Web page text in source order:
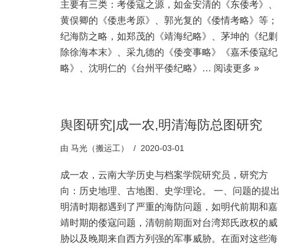
主要有三类：考倭寇之源，如金安清的《东倭考》、
黄俣卿的《倭患考原》、郭光复的《倭情考略》等；
纪海防之略，如郑茂的《靖海纪略》、茅坤的《纪剿
除徐海本末》、采九德的《倭变事略》《嘉禾倭寇纪
略》、沈明仁的《台州平倭纪略》… 阅读更多 »
舆图研究|成一农,明清海防总图研究
由 马光（搬运工） 2020-03-01
成一农，云南大学历史与档案学院研究员，研究方
向：历史地理、古地图、史学理论。 一、问题的提出
明清时期都遇到了严重的海防问题，如明代前期和嘉
靖时期的倭寇问题，清朝前期面对台湾郑氏政权的威
胁以及晚期来自西方列强的军事威胁。在面对这些海